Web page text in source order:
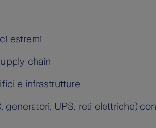
estremi
chain
e infrastrutture
UPS, reti elettriche) con